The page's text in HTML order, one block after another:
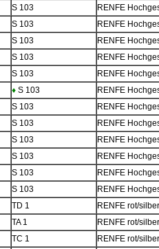
S 103 RENFE
S 103 RENFE
S 103 RENFE
S 103 RENFE
S 103 RENFE
♦ S 103 RENFE
S 103 RENFE
S 103 RENFE
S 103 RENFE
S 103 RENFE
S 103 RENFE
S 103 RENFE
TD 1 RENFE rot/
TA 1 RENFE rot/
TC 1 RENFE rot/